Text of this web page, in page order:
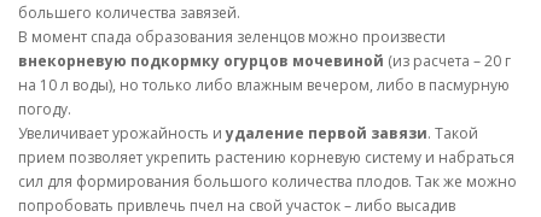
большего количества завязей.
В момент спада образования зеленцов можно произвести
внекорневую подкормку огурцов мочевиной (из расчета – 20 г
на 10 л воды), но только либо влажным вечером, либо в пасмурную
погоду.
Увеличивает урожайность иудаление первой завязи. Такой
прием позволяет укрепить растению корневую систему и набраться
сил для формирования большого количества плодов. Так же можно
попробовать привлечь пчел на свой участок – либо высадив